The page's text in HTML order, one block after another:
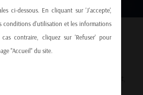
Dream still alive
mounting concerns over public debt,
ci-dessous. En cliquant sur 'J'accepte',
conditions d'utilisation et les informations
cas contraire, cliquez sur 'Refuser' pour
"Accueil" du site.